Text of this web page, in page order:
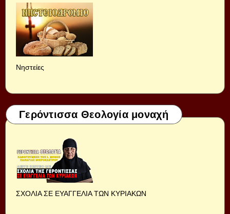
Νηστείες
Γερόντισσα Θεολογία μοναχή
ΣΧΟΛΙΑ ΣΕ ΕΥΑΓΓΕΛΙΑ ΤΩΝ ΚΥΡΙΑΚΩΝ